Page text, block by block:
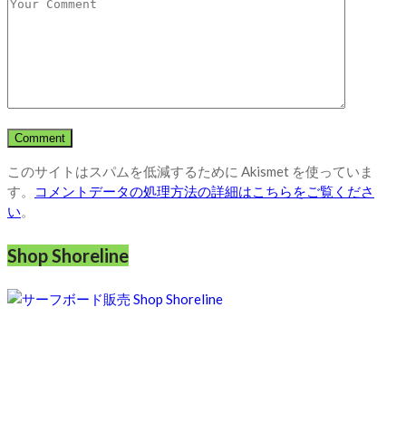
このサイトはスパムを低減するために Akismet を使っていま
す。
コメントデータの処理方法の詳細はこちらをご覧くださ
い。
Shop Shoreline